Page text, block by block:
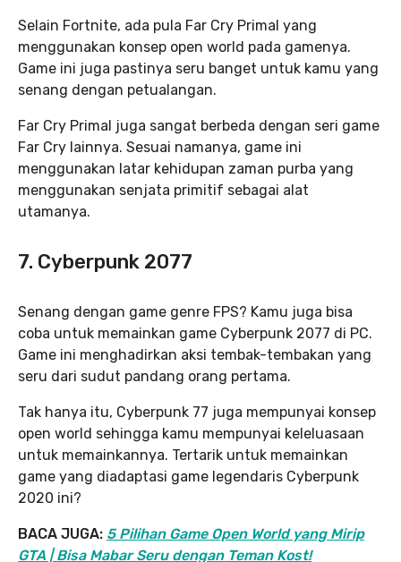
Selain Fortnite, ada pula Far Cry Primal yang
menggunakan konsep open world pada gamenya.
Game ini juga pastinya seru banget untuk kamu yang
senang dengan petualangan.
Far Cry Primal juga sangat berbeda dengan seri game
Far Cry lainnya. Sesuai namanya, game ini
menggunakan latar kehidupan zaman purba yang
menggunakan senjata primitif sebagai alat
utamanya.
7. Cyberpunk 2077
Senang dengan game genre FPS? Kamu juga bisa
coba untuk memainkan game Cyberpunk 2077 di PC.
Game ini menghadirkan aksi tembak-tembakan yang
seru dari sudut pandang orang pertama.
Tak hanya itu, Cyberpunk 77 juga mempunyai konsep
open world sehingga kamu mempunyai keleluasaan
untuk memainkannya. Tertarik untuk memainkan
game yang diadaptasi game legendaris Cyberpunk
2020 ini?
BACA JUGA: 5 Pilihan Game Open World yang Mirip
GTA | Bisa Mabar Seru dengan Teman Kost!